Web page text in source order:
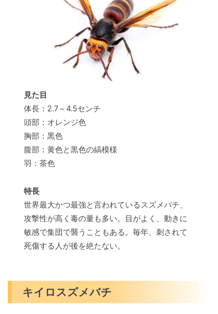
見た目
体長：2.7～4.5センチ
頭部：オレンジ色
胸部：黒色
腹部：黄色と黒色の縞模様
羽：茶色
特長
世界最大かつ最強と言われているスズメバチ、
攻撃性が高く毒の量も多い。目がよく、動きに
敏感で集団で襲うこともある。毎年、刺されて
死傷する人が後を絶たない。
キイロスズメバチ